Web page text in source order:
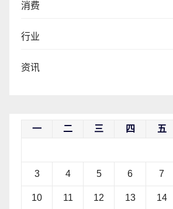
消费
行业
资讯
一 二 三 四 五
3 4 5 6 7
10 11 12 13 14